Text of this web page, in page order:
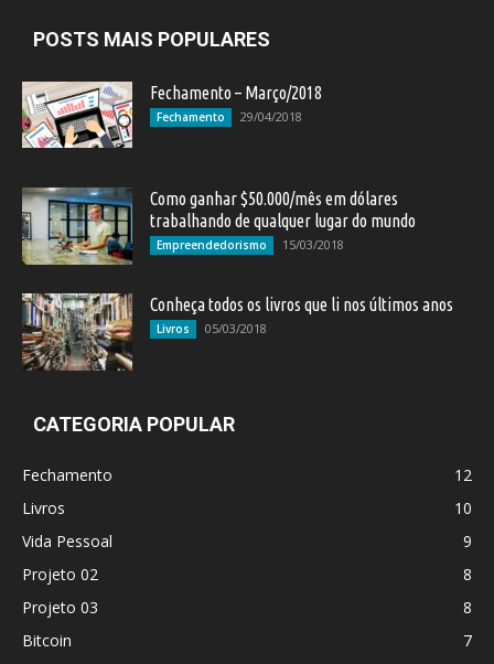
POSTS MAIS POPULARES
Fechamento – Março/2018
Fechamento 29/04/2018
Como ganhar $50.000/mês em dólares
trabalhando de qualquer lugar do mundo
Empreendedorismo 15/03/2018
Conheça todos os livros que li nos últimos anos
Livros 05/03/2018
CATEGORIA POPULAR
Fechamento
12
Livros
10
Vida Pessoal
9
Projeto 02
8
Projeto 03
8
Bitcoin
7